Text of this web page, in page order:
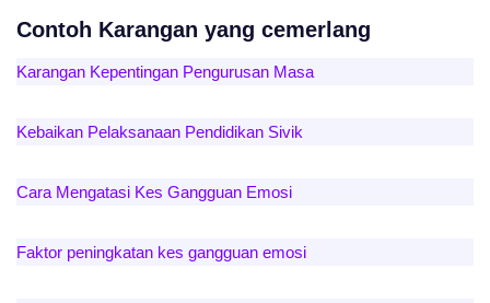
Contoh Karangan yang cemerlang
Karangan Kepentingan Pengurusan Masa
Kebaikan Pelaksanaan Pendidikan Sivik
Cara Mengatasi Kes Gangguan Emosi
Faktor peningkatan kes gangguan emosi